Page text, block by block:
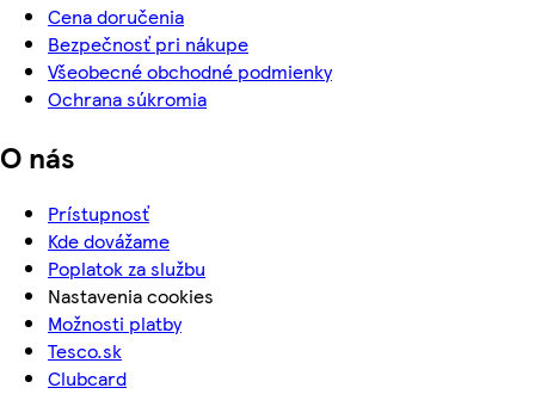
Cena doručenia
Bezpečnosť pri nákupe
Všeobecné obchodné podmienky
Ochrana súkromia
O nás
Prístupnosť
Kde dovážame
Poplatok za službu
Nastavenia cookies
Možnosti platby
Tesco.sk
Clubcard